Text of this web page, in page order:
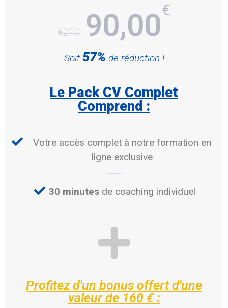
€210 90,00€
Soit 57% de réduction !
Le Pack CV Complet
Comprend :
Votre accès complet à notre formation en
ligne exclusive
30 minutes de coaching individuel
Profitez d'un bonus offert d'une
valeur de 160 € :